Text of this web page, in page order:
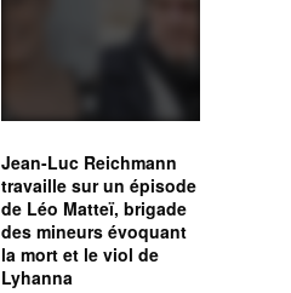
Jean-Luc Reichmann
travaille sur un épisode
de Léo Matteï, brigade
des mineurs évoquant
la mort et le viol de
Lyhanna